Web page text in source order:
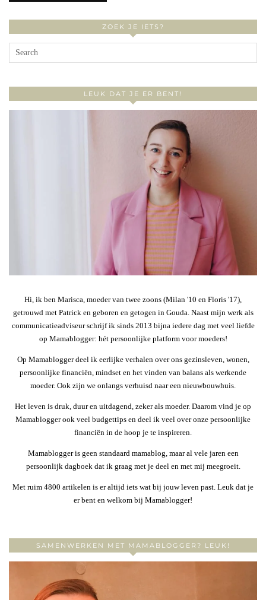
ZOEK JE IETS?
LEUK DAT JE ER BENT!
Hi, ik ben Marisca, moeder van twee zoons (Milan '10 en Floris '17),
getrouwd met Patrick en geboren en getogen in Gouda. Naast mijn werk als
communicatieadviseur schrijf ik sinds 2013 bijna iedere dag met veel liefde
op Mamablogger: hét persoonlijke platform voor moeders!
Op Mamablogger deel ik eerlijke verhalen over ons gezinsleven, wonen,
persoonlijke financiën, mindset en het vinden van balans als werkende
moeder. Ook zijn we onlangs verhuisd naar een nieuwbouwhuis.
Het leven is druk, duur en uitdagend, zeker als moeder. Daarom vind je op
Mamablogger ook veel budgettips en deel ik veel over onze persoonlijke
financiën in de hoop je te inspireren.
Mamablogger is geen standaard mamablog, maar al vele jaren een
persoonlijk dagboek dat ik graag met je deel en met mij meegroeit.
Met ruim 4800 artikelen is er altijd iets wat bij jouw leven past. Leuk dat je
er bent en welkom bij Mamablogger!
SAMENWERKEN MET MAMABLOGGER? LEUK!